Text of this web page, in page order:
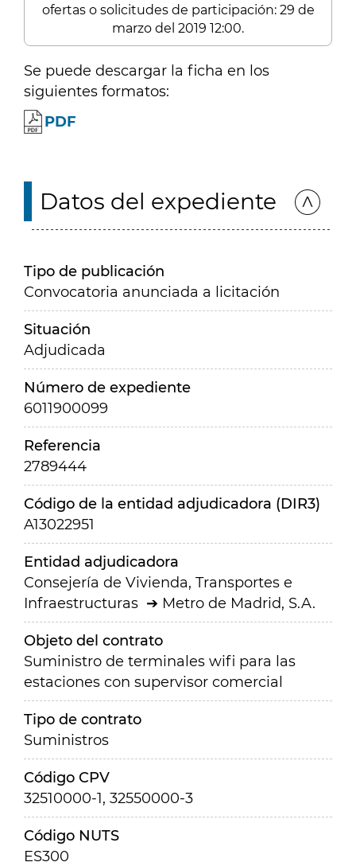
ofertas o solicitudes de participación: 29 de
marzo del 2019 12:00.
Se puede descargar la ficha en los
siguientes formatos:
PDF
Datos del expediente
Tipo de publicación
Convocatoria anunciada a licitación
Situación
Adjudicada
Número de expediente
6011900099
Referencia
2789444
Código de la entidad adjudicadora (DIR3)
A13022951
Entidad adjudicadora
Consejería de Vivienda, Transportes e
Infraestructuras
Metro de Madrid, S.A.
Objeto del contrato
Suministro de terminales wifi para las
estaciones con supervisor comercial
Tipo de contrato
Suministros
Código CPV
32510000-1, 32550000-3
Código NUTS
ES300